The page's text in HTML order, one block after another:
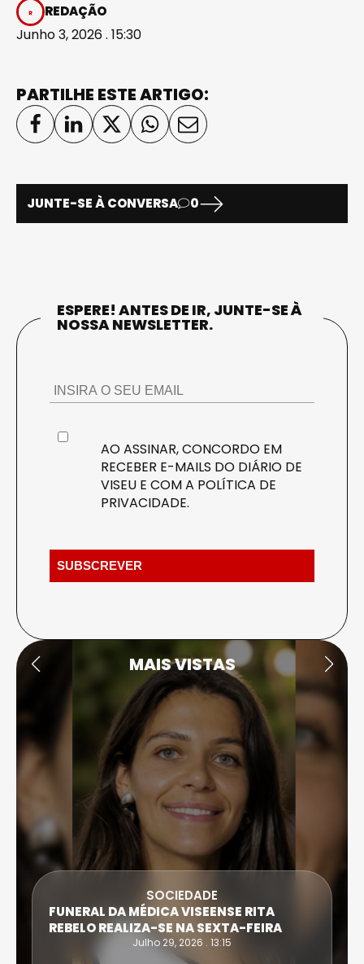
REDAÇÃO
Junho 3, 2026 . 15:30
PARTILHE ESTE ARTIGO:
JUNTE-SE À CONVERSA 0
ESPERE! ANTES DE IR, JUNTE-SE À
NOSSA NEWSLETTER.
AO ASSINAR, CONCORDO EM
RECEBER E-MAILS DO DIÁRIO DE
VISEU E COM A POLÍTICA DE
PRIVACIDADE.
MAIS VISTAS
SOCIEDADE
FUNERAL DA MÉDICA VISEENSE RITA
REBELO REALIZA-SE NA SEXTA-FEIRA
Julho 29, 2026 . 13:15